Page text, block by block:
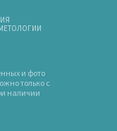
и фото
только с
наличии